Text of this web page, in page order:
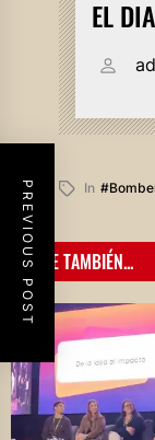
EL
In
PREVIOUS POST LEE TAMBIÉN...